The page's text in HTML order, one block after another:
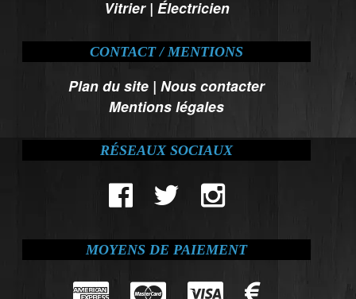
Vitrier| Électricien
CONTACT / MENTIONS
Plan du site |Nous contacter
Mentions légales
RÉSEAUX SOCIAUX
MOYENS DE PAIEMENT